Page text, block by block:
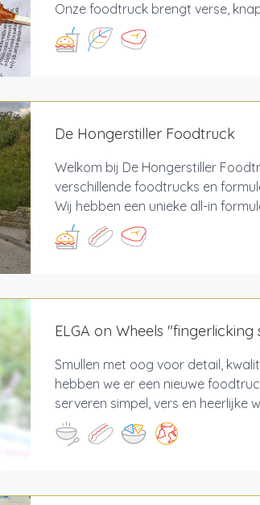
Onze foodtruck brengt verse,
De Hongerstiller Foodtruck
Welkom bij De Hongerstiller
verschillende foodtrucks en
Wij hebben een unieke all-in
ELGA on Wheels
Smullen met oog voor detail,
hebben we er een nieuwe
serveren simpel, vers en heerlijke